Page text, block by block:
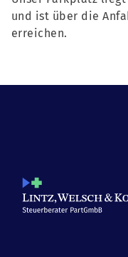
und ist über die
erreichen.